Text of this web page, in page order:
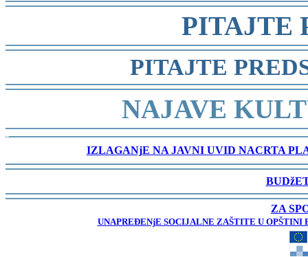
-
PITAJTE
-
PITAJTE
-
NAJAVE
-
IZLAGANjE NA JAVNI UVID NACRTA
-
-
ZA
UNAPREĐENjE SOCIJALNE ZAŠTITE U OPŠTINI